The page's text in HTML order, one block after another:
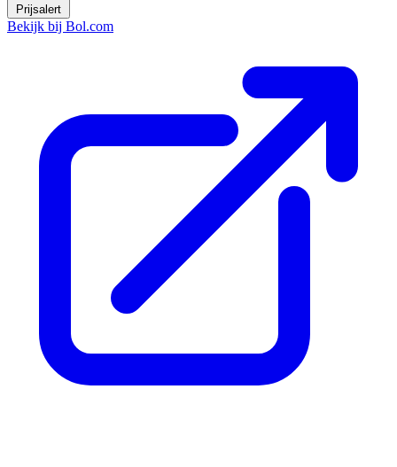
Prijsalert
Bekijk bij Bol.com